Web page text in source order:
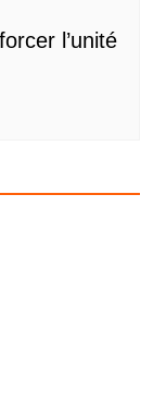
l’unité